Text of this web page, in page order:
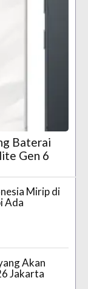
Baterai
Gen 6
Mirip di
Ada
Akan
Jakarta